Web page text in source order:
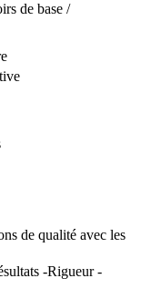
de base /
de qualité avec les
-Rigueur -